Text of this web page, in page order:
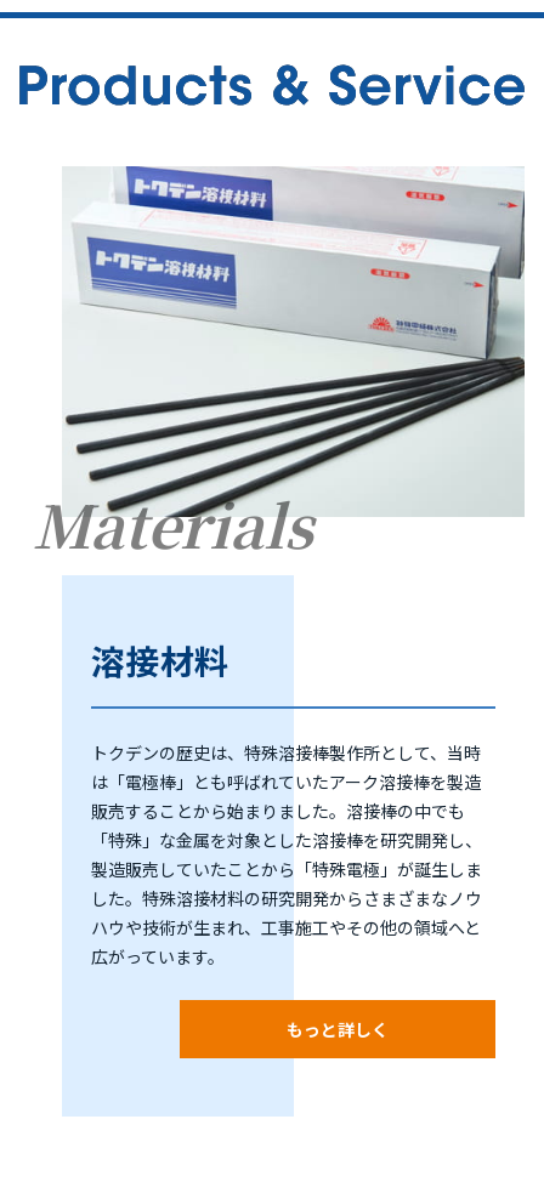
Materials
溶接材料
トクデンの歴史は、特殊溶接棒製作所として、当時
は「電極棒」とも呼ばれていたアーク溶接棒を製造
販売することから始まりました。溶接棒の中でも
「特殊」な金属を対象とした溶接棒を研究開発し、
製造販売していたことから「特殊電極」が誕生しま
した。特殊溶接材料の研究開発からさまざまなノウ
ハウや技術が生まれ、工事施工やその他の領域へと
広がっています。
もっと詳しく